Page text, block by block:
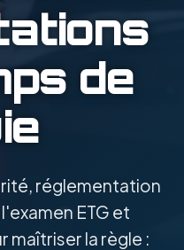
de
réglementation
ETG et
maîtriser la règle :